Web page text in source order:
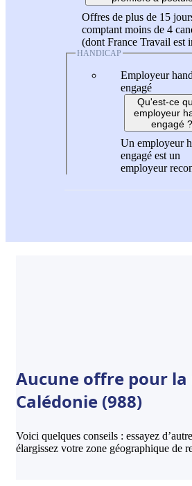
Offres de plus de 15
comptant moins de 4
(dont France Travail est
HANDICAP
Employeur
engagé
Qu'est-ce
employeur
engagé ?
Un employeur
engagé est un
employeur
Aucune offre pour la
Calédonie (988)
Voici quelques conseils : essayez
élargissez votre zone géographique de